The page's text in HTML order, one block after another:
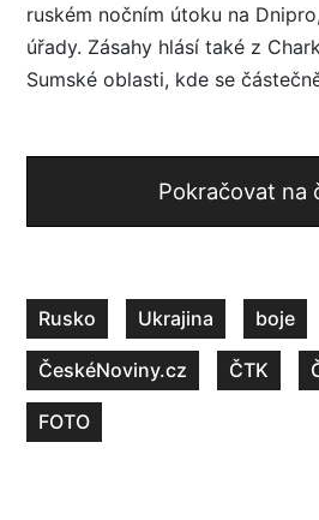
ruském nočním útoku na
úřady. Zásahy hlásí také z
Sumské oblasti, kde se
Pokračovat na
Rusko Ukrajina boje
ČeskéNoviny.cz ČTK
FOTO